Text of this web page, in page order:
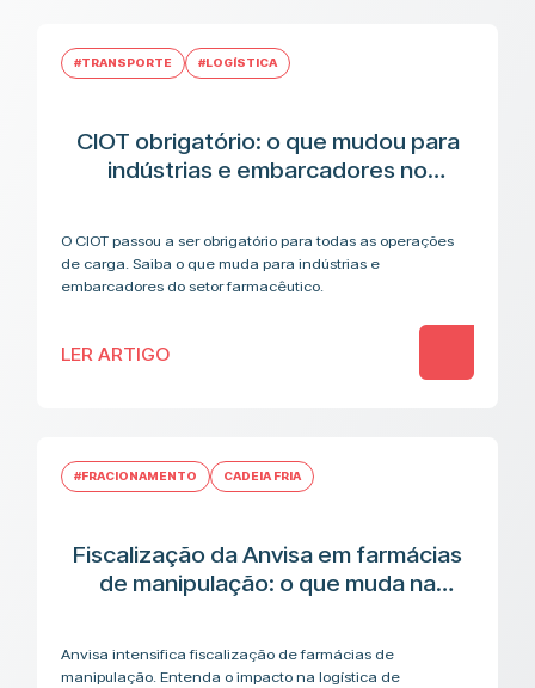
#TRANSPORTE #LOGÍSTICA
CIOT obrigatório: o que mudou para
indústrias e embarcadores no
O CIOT passou a ser obrigatório para todas as operações
de carga. Saiba o que muda para indústrias e
embarcadores do setor farmacêutico.
LER ARTIGO
#FRACIONAMENTO CADEIA FRIA
Fiscalização da Anvisa em farmácias
de manipulação: o que muda na
Anvisa intensifica fiscalização de farmácias de
manipulação. Entenda o impacto na logística de